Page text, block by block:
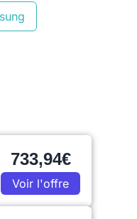
733,94€
Voir l'offre